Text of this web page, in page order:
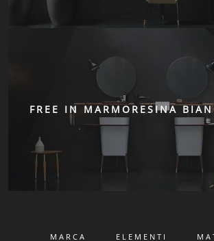
FREE IN MARMORESINA
MARCA ELEMENTI